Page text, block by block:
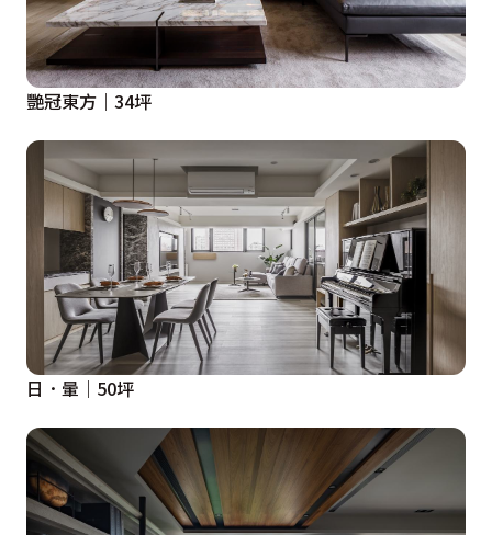
艷冠東方｜34坪
日．暈｜50坪